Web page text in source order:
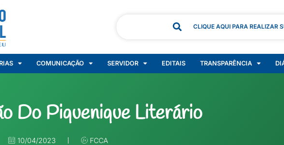
CLIQUE AQUI PARA REALIZAR
COMUNICAÇÃO SERVIDOR EDITAIS TRANSPARÊNCIA
Do Piquenique Literário
10/04/2023 FCCA